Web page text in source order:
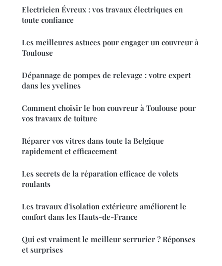
Electricien Évreux : vos travaux électriques en
toute confiance
Les meilleures astuces pour engager un couvreur à
Toulouse
Dépannage de pompes de relevage : votre expert
dans les yvelines
Comment choisir le bon couvreur à Toulouse pour
vos travaux de toiture
Réparer vos vitres dans toute la Belgique
rapidement et efficacement
Les secrets de la réparation efficace de volets
roulants
Les travaux d'isolation extérieure améliorent le
confort dans les Hauts-de-France
Qui est vraiment le meilleur serrurier ? Réponses
et surprises